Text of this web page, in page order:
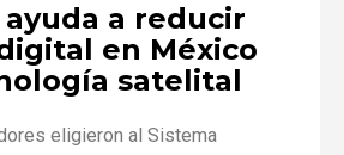
a reducir
en México
satelital
eligieron al Sistema